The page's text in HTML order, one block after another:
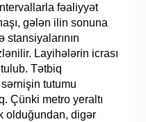
fəaliyyət
gələn ilin sonuna
Layihələrin icrası
Tətbiq
tutumu
Çünki metro yeraltı
olduğundan, digər